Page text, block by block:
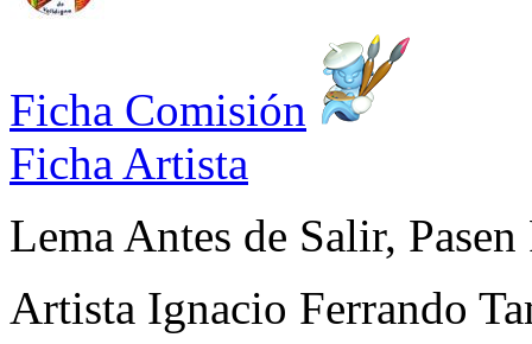
Ficha Comisión
Ficha Artista
Lema Antes de Salir,
Artista Ignacio Ferrando